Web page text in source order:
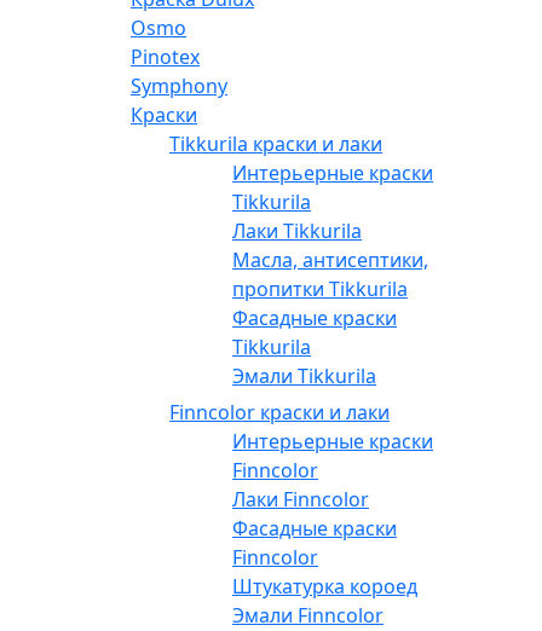
Osmo
Pinotex
Symphony
Краски
Tikkurila краски и лаки
Интерьерные краски
Tikkurila
Лаки Tikkurila
Масла, антисептики,
пропитки Tikkurila
Фасадные краски
Tikkurila
Эмали Tikkurila
Finncolor краски и лаки
Интерьерные краски
Finncolor
Лаки Finncolor
Фасадные краски
Finncolor
Штукатурка короед
Эмали Finncolor